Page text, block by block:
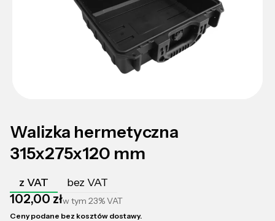
Walizka hermetyczna
315x275x120 mm
z VAT bez VAT
Cena
102,00 złw tym 23%VAT
Ceny podane bez kosztów dostawy.